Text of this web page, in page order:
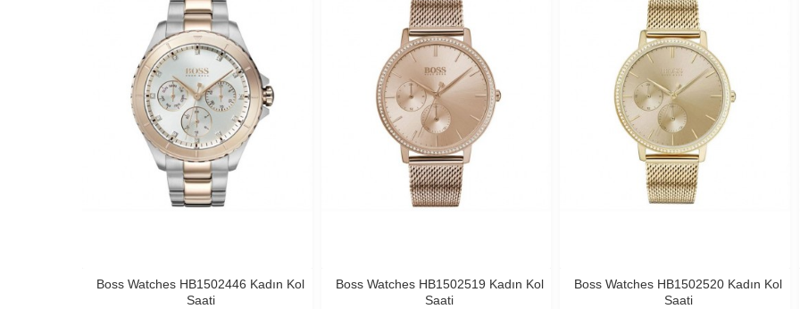
Boss Watches HB1502446 Kadın Kol
Saati
Boss Watches HB1502519 Kadın Kol
Saati
Boss Watches HB1502520 Kadın Kol
Saati